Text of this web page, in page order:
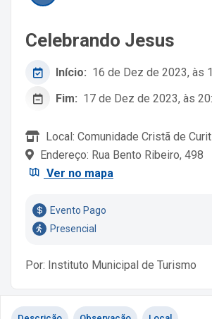
Celebrando Jesus
Início: 16 de Dez de 2023, às
Fim: 17 de Dez de 2023, às
Local: Comunidade Cristã de
Endereço: Rua Bento Ribeiro, 498
Ver no mapa
Evento Pago
Presencial
Por: Instituto Municipal de Turismo